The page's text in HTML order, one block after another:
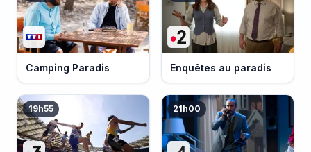
Camping Paradis Enquêtes au paradis
19h55 21h00